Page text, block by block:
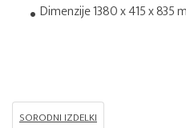
Dimenzije 1380 x 415 x 835
SORODNI IZDELKI